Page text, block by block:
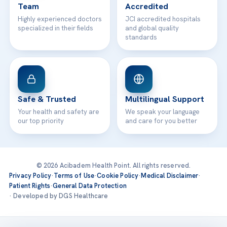
Team
Highly experienced doctors
specialized in their fields
Accredited
JCI accredited hospitals
and global quality
standards
Safe & Trusted
Your health and safety are
our top priority
Multilingual Support
We speak your language
and care for you better
© 2026 Acibadem Health Point. All rights reserved.
Privacy Policy·Terms of Use·Cookie Policy·Medical Disclaimer·
Patient Rights·General Data Protection
· Developed by DGS Healthcare